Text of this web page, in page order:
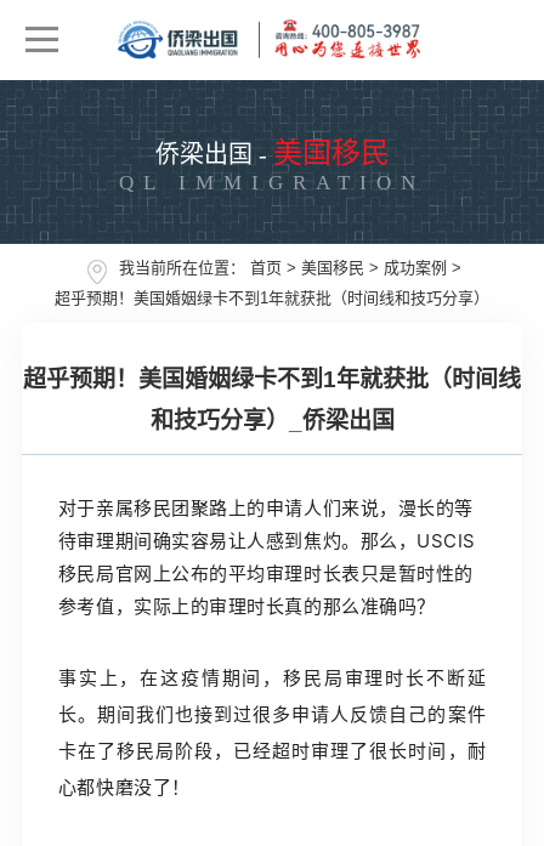
侨梁出国 -美国移民
QL IMMIGRATION
我当前所在位置： 首页 > 美国移民 > 成功案例 >
超乎预期！美国婚姻绿卡不到1年就获批（时间线和技巧分享）
超乎预期！美国婚姻绿卡不到1年就获批（时间线
和技巧分享）_侨梁出国
对于亲属移民团聚路上的申请人们来说，漫长的等
待审理期间确实容易让人感到焦灼。那么，USCIS
移民局官网上公布的平均审理时长表只是暂时性的
参考值，实际上的审理时长真的那么准确吗？
事实上，在这疫情期间，移民局审理时长不断延
长。期间我们也接到过很多申请人反馈自己的案件
卡在了移民局阶段，已经超时审理了很长时间，耐
心都快磨没了！